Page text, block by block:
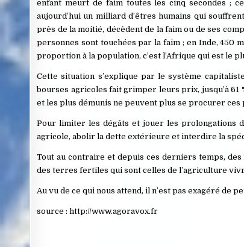
enfant meurt de faim toutes les cinq secondes ;
aujourd’hui un milliard d’êtres humains qui
près de la moitié, décèdent de la faim ou de ses
personnes sont touchées par la faim ; en Inde, 450
proportion à la population, c’est l’Afrique qui est le
Cette situation s’explique par le système
bourses agricoles fait grimper leurs prix, jusqu’à
et les plus démunis ne peuvent plus se procurer
Pour limiter les dégâts et jouer les prolongations
agricole, abolir la dette extérieure et interdire la
Tout au contraire et depuis ces derniers temps,
des terres fertiles qui sont celles de l’agriculture
Au vu de ce qui nous attend, il n’est pas exagéré de
source : http://www.agoravox.fr